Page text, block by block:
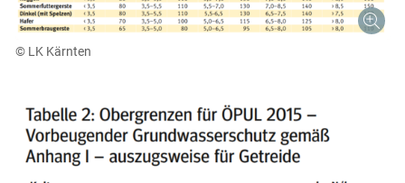
© LK Kärnten